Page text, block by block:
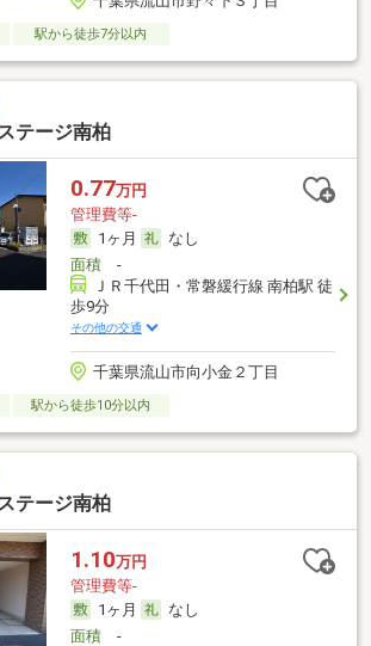
駅から徒歩7分以内
テージ南柏
0.77万円
管理費等-
1ヶ月
なし
面積-
ＪＲ千代田・常磐緩行線 南柏駅 徒
歩9分
その他の交通
千葉県流山市向小金２丁目
駅から徒歩10分以内
テージ南柏
1.10万円
管理費等-
1ヶ月
なし
面積-